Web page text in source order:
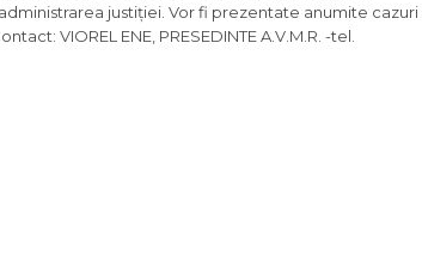
justiției. Vor fi prezentate anumite cazuri
VIOREL ENE, PRESEDINTE A.V.M.R. -tel.